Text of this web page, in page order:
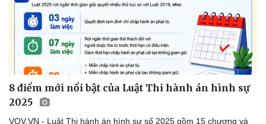
8 điểm mới nổi bật của Luật Thi hành án hình sự
2025
VOV.VN - Luật Thi hành án hình sự số 2025 gồm 15 chương và